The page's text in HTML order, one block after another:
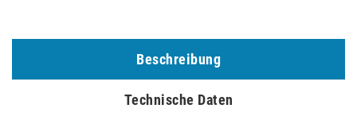
Beschreibung
Technische Daten